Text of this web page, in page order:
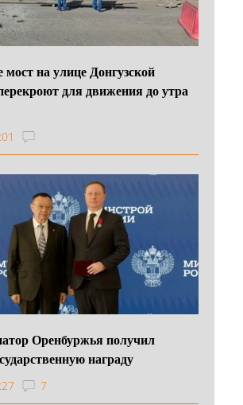
мост на улице Донгузской
для движения до утра
Оренбуржья получил
награду
7